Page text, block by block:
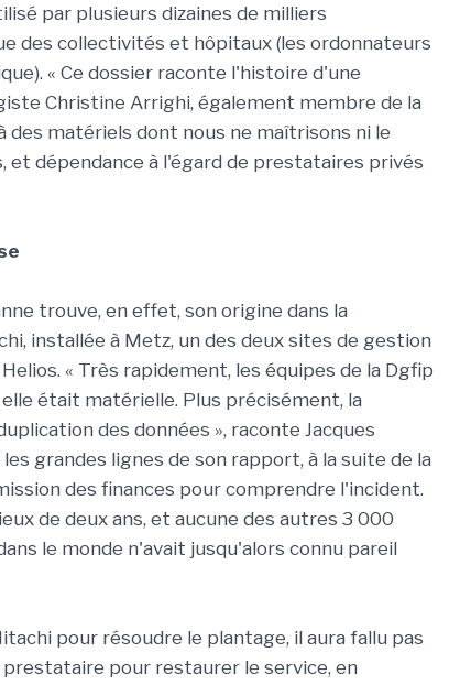
par plusieurs dizaines de milliers
des collectivités et hôpitaux (les ordonnateurs
« Ce dossier raconte l'histoire d'une
Christine Arrighi, également membre de la
des matériels dont nous ne maîtrisons ni le
et dépendance à l'égard de prestataires privés
trouve, en effet, son origine dans la
installée à Metz, un des deux sites de gestion
« Très rapidement, les équipes de la Dgfip
était matérielle. Plus précisément, la
des données », raconte Jacques
les grandes lignes de son rapport, à la suite de la
des finances pour comprendre l'incident.
de deux ans, et aucune des autres 3 000
le monde n'avait jusqu'alors connu pareil
pour résoudre le plantage, il aura fallu pas
prestataire pour restaurer le service, en